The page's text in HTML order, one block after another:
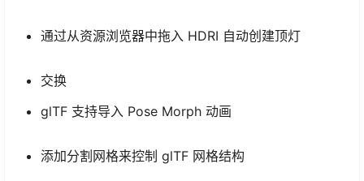
通过从资源浏览器中拖入 HDRI 自动创建顶灯
交换
glTF 支持导入 Pose Morph 动画
添加分割网格来控制 glTF 网格结构